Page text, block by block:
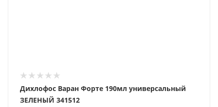
Дихлофос Варан Форте 190мл универсальный
ЗЕЛЕНЫЙ 341512